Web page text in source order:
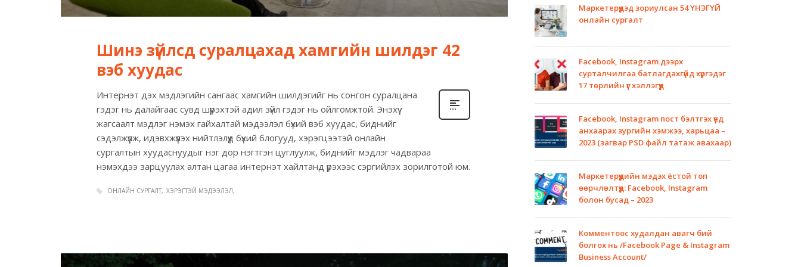
Шинэ зүйлсд суралцахад хамгийн шилдэг 42
вэб хуудас
Интернэт дэх мэдлэгийн сангаас хамгийн шилдэгийг нь сонгон суралцана
гэдэг нь далайгаас сувд шүүрэхтэй адил зүйл гэдэг нь ойлгомжтой. Энэхүү
жагсаалт мэдлэг нэмэх гайхалтай мэдээлэл бүхий вэб хуудас, биднийг
сэдэлжүүлж, идэвхжүүлэх нийтлэлүүд бүхий блогууд, хэрэгцээтэй онлайн
сургалтын хуудаснуудыг нэг дор нэгтгэн цуглуулж, биднийг мэдлэг чадвараа
нэмэхдээ зарцуулах алтан цагаа интернэт хайлтанд үрэхээс сэргийлэх зорилготой юм.
ОНЛАЙН СУРГАЛТ ХЭРЭГТЭЙ МЭДЭЭЛЭЛ
Маркетерүүдэд зориулсан 54 ҮНЭГҮЙ
онлайн сургалт
Facebook, Instagram дээрх
сурталчилгаа батлагдахгүйд хүргэдэг
17 төрлийн үг хэллэгүүд
Facebook, Instagram пост бэлтгэх үед
анхаарах зургийн хэмжээ, харьцаа –
2023 (загвар PSD файл татаж авахаар)
Маркетерүүдийн мэдэх ёстой топ
өөрчлөлтүүд: Facebook, Instagram
болон бусад – 2023
Комментоос худалдан авагч бий
болгох нь /Facebook Page & Instagram
Business Account/